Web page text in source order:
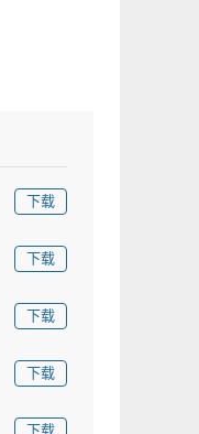
下载
下载
下载
下载
下载